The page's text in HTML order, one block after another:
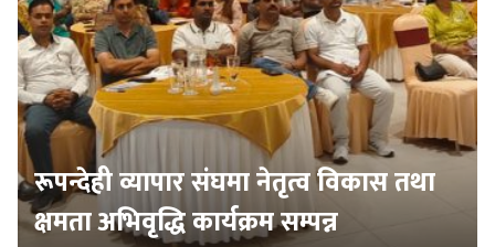
रूपन्देही व्यापार संघमा नेतृत्व विकास तथा
क्षमता अभिवृद्धि कार्यक्रम सम्पन्न